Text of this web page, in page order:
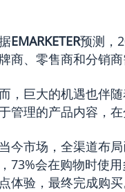
EMARKETER预测，
商、零售商和分销
，巨大的机遇也伴
管理的产品内容，
今市场，全渠道布
73%会在购物时使
体验，最终完成购买